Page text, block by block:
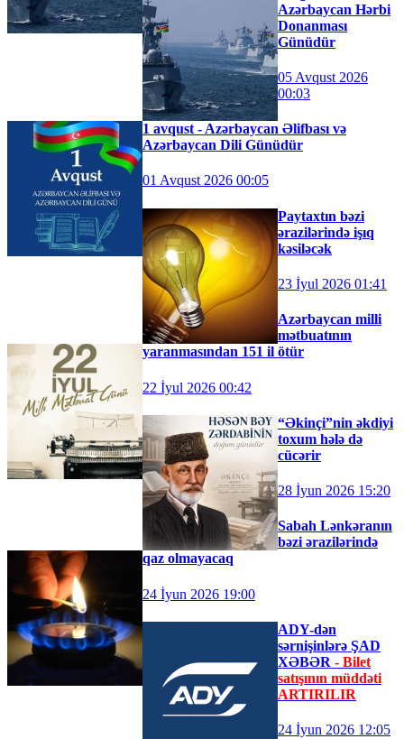
Azərbaycan Hərbi
Donanması
Günüdür
05 Avqust 2026
00:03
1 avqust - Azərbaycan Əlifbası və
Azərbaycan Dili Günüdür
01 Avqust 2026 00:05
Paytaxtın bəzi
ərazilərində işıq
kəsiləcək
23 İyul 2026 01:41
Azərbaycan milli
mətbuatının
yaranmasından 151 il ötür
22 İyul 2026 00:42
“Əkinçi”nin əkdiyi
toxum hələ də
cücərir
28 İyun 2026 15:20
Sabah Lənkəranın
bəzi ərazilərində
qaz olmayacaq
24 İyun 2026 19:00
ADY-dən
sərnişinlərə ŞAD
XƏBƏR - Bilet
satışının müddəti
ARTIRILIR
24 İyun 2026 12:05